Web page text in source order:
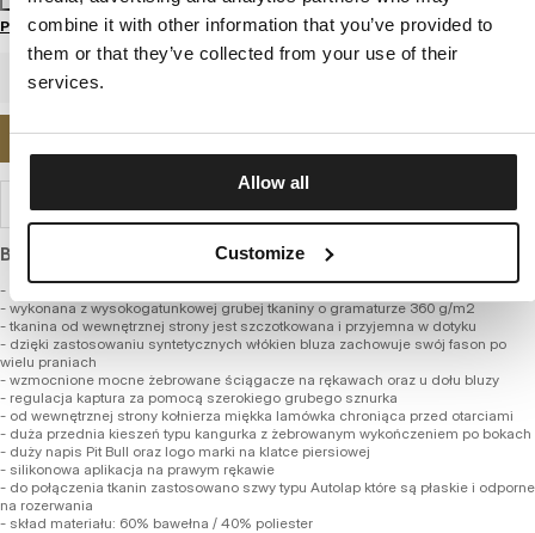
combine it with other information that you’ve provided to
them or that they’ve collected from your use of their
services.
Allow all
Customize
Przewodnik po rozmiarach
POWIADOM MNIE O DOSTĘPNOŚCI
Bluza o standardowym kroju, z grubej miękkiej bawełny.
- klasyczny regularny fason
- wykonana z wysokogatunkowej grubej tkaniny o gramaturze 360 g/m2
- tkanina od wewnętrznej strony jest szczotkowana i przyjemna w dotyku
- dzięki zastosowaniu syntetycznych włókien bluza zachowuje swój fason po
wielu praniach
- wzmocnione mocne żebrowane ściągacze na rękawach oraz u dołu bluzy
- regulacja kaptura za pomocą szerokiego grubego sznurka
- od wewnętrznej strony kołnierza miękka lamówka chroniąca przed otarciami
- duża przednia kieszeń typu kangurka z żebrowanym wykończeniem po bokach
- duży napis Pit Bull oraz logo marki na klatce piersiowej
- silikonowa aplikacja na prawym rękawie
- do połączenia tkanin zastosowano szwy typu Autolap które są płaskie i odporne
na rozerwania
- skład materiału: 60% bawełna / 40% poliester